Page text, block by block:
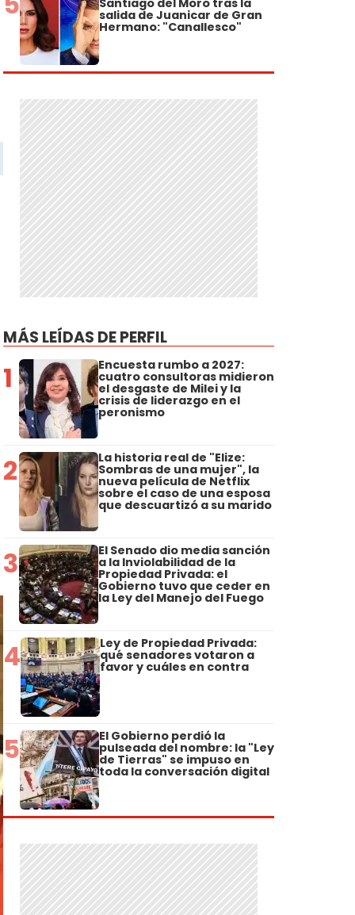
Santiago del Moro tras la
salida de Juanicar de Gran
Hermano: "Canallesco"
MÁS LEÍDAS DE PERFIL
1 Encuesta rumbo a 2027:
cuatro consultoras midieron
el desgaste de Milei y la
crisis de liderazgo en el
peronismo
2 La historia real de "Elize:
Sombras de una mujer", la
nueva película de Netflix
sobre el caso de una esposa
que descuartizó a su marido
3 El Senado dio media sanción
a la Inviolabilidad de la
Propiedad Privada: el
Gobierno tuvo que ceder en
la Ley del Manejo del Fuego
4 Ley de Propiedad Privada:
qué senadores votaron a
favor y cuáles en contra
5 El Gobierno perdió la
pulseada del nombre: la "Ley
de Tierras" se impuso en
toda la conversación digital